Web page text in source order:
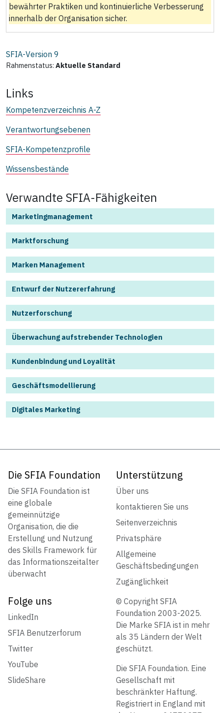
bewährter Praktiken und kontinuierliche Verbesserung
innerhalb der Organisation sicher.
SFIA-Version 9
Rahmenstatus: Aktuelle Standard
Links
Kompetenzverzeichnis A-Z
Verantwortungsebenen
SFIA-Kompetenzprofile
Wissensbestände
Verwandte SFIA-Fähigkeiten
Marketingmanagement
Marktforschung
Marken Management
Entwurf der Nutzererfahrung
Nutzerforschung
Überwachung aufstrebender Technologien
Kundenbindung und Loyalität
Geschäftsmodellierung
Digitales Marketing
Die SFIA Foundation
Die SFIA Foundation ist
eine globale
gemeinnützige
Organisation, die die
Erstellung und Nutzung
des Skills Framework für
das Informationszeitalter
überwacht
Unterstützung
Über uns
kontaktieren Sie uns
Seitenverzeichnis
Privatsphäre
Allgemeine
Geschäftsbedingungen
Zugänglichkeit
Folge uns
LinkedIn
SFIA Benutzerforum
Twitter
YouTube
SlideShare
© Copyright SFIA
Foundation 2003-2025.
Die Marke SFIA ist in mehr
als 35 Ländern der Welt
geschützt.
Die SFIA Foundation. Eine
Gesellschaft mit
beschränkter Haftung.
Registriert in England mit